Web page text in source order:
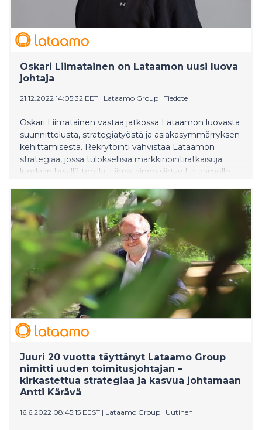
Oskari Liimatainen on Lataamon uusi luova
johtaja
21.12.2022 14:05:32 EET | Lataamo Group | Tiedote
Oskari Liimatainen vastaa jatkossa Lataamon luovasta
suunnittelusta, strategiatyöstä ja asiakasymmärryksen
kehittämisestä. Rekrytointi vahvistaa Lataamon
strategiaa, jossa tuloksellisia markkinointiratkaisuja
luodaan hyvillä teoilla. Liimatainen siirtyy Lataamolle
Juuri 20 vuotta täyttänyt Lataamo Group
nimitti uuden toimitusjohtajan –
kirkastettua strategiaa ja kasvua johtamaan
Antti Kärävä
16.6.2022 08:45:15 EEST | Lataamo Group | Uutinen